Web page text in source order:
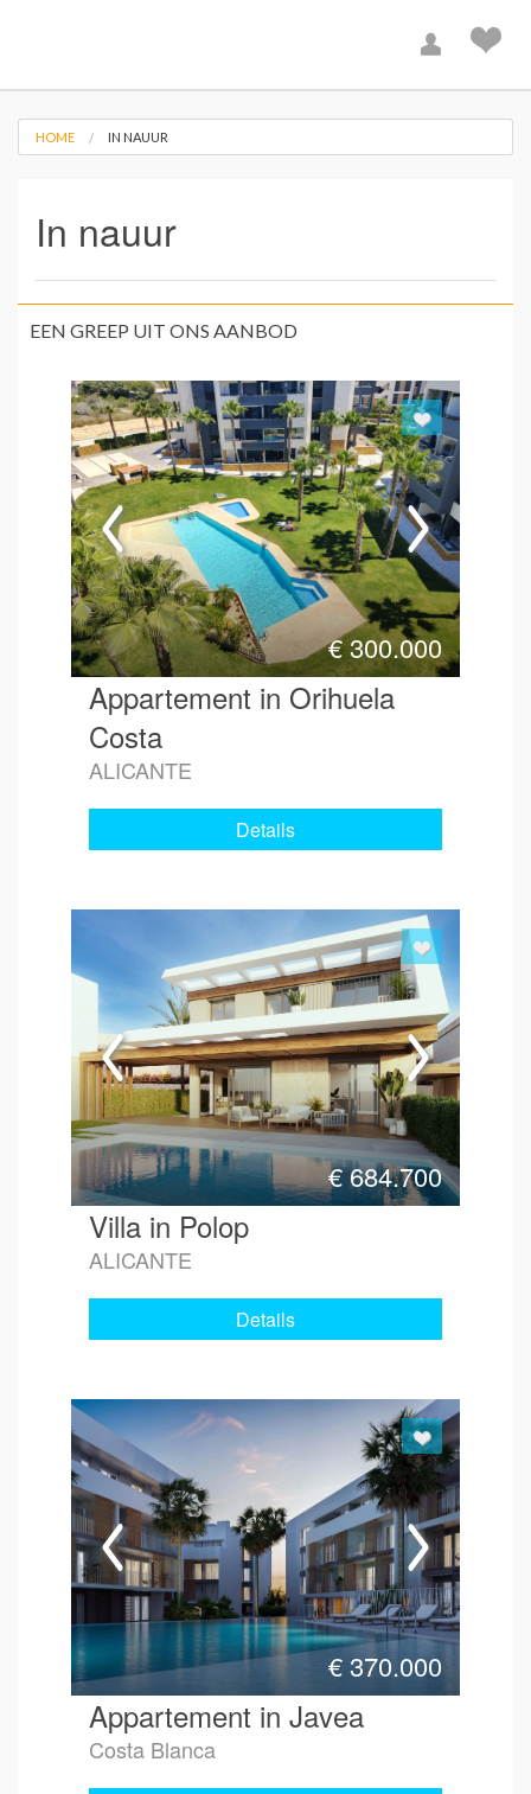
HOME IN NAUUR
In nauur
EEN GREEP UIT ONS AANBOD
€300.000
Appartement in Orihuela
Costa
ALICANTE
Details
€684.700
Villa in Polop
ALICANTE
Details
€370.000
Appartement in Javea
Costa Blanca